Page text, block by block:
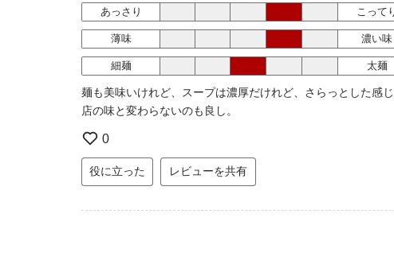
あっさり こって
薄味 濃い味
細麺 太麺
麺も美味いけれど、スープは濃厚だけれど、さらっとした感
店の味と変わらないのも良し。
0
役に立った レビューを共有